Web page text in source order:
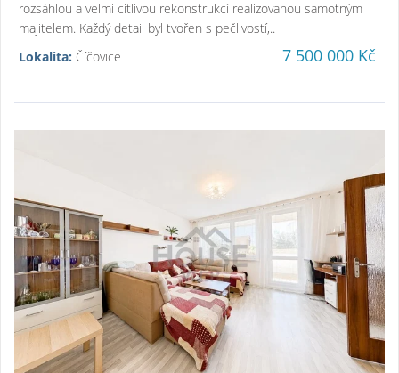
rozsáhlou a velmi citlivou rekonstrukcí realizovanou samotným
majitelem. Každý detail byl tvořen s pečlivostí,..
Lokalita: Číčovice 7 500 000 Kč